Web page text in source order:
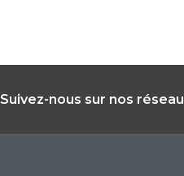
Suivez-nous sur nos